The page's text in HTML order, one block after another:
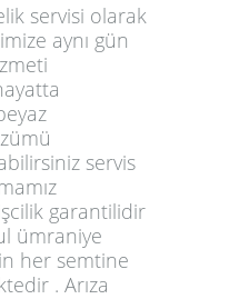
servisi olarak
aynı gün
servis
garantilidir
ümraniye
her semtine
. Arıza